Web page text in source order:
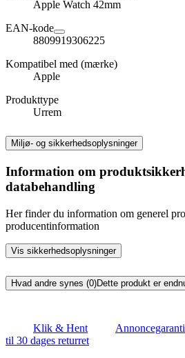
Apple Watch 42mm
EAN-kode
8809919306225
Kompatibel med (mærke)
Apple
Produkttype
Urrem
Miljø- og sikkerhedsoplysninger
Information om
databehandling
Her finder du information om generel
producentinformation
Vis sikkerhedsoplysninger
Hvad andre synes (0)Dette produkt er
Klik & Hent Annoncegaranti
til 30 dages returret